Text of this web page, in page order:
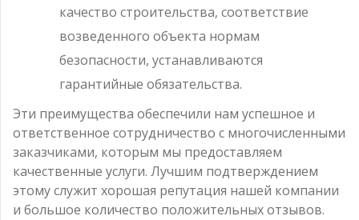
качество строительства, соответствие
возведенного объекта нормам
безопасности, устанавливаются
гарантийные обязательства.
Эти преимущества обеспечили нам успешное и
ответственное сотрудничество с многочисленными
заказчиками, которым мы предоставляем
качественные услуги. Лучшим подтверждением
этому служит хорошая репутация нашей компании
и большое количество положительных отзывов.